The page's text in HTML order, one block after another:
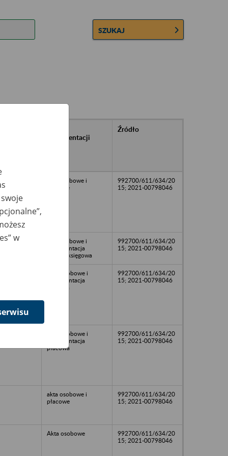
SZUKAJ
dokumentacji
Źródło
akta osobowe i
płacowe
992700/611/634/20
15; 2021-00798046
akta osobowe i
dokumentacja
płacoo-księgowa
992700/611/634/20
15; 2021-00798046
Akta osobowe i
dokumentacja
992700/611/634/20
15; 2021-00798046
Akta osobowe i
dokumentacja
płacowa
992700/611/634/20
15; 2021-00798046
akta osobowe i
płacowe
992700/611/634/20
15; 2021-00798046
Akta osobowe
992700/611/634/20
15; 2021-00798046
w